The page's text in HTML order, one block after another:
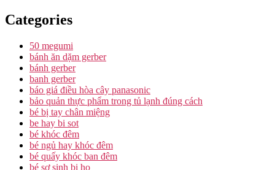
Categories
50 megumi
bánh ăn dặm gerber
bánh gerber
banh gerber
báo giá điều hòa cây panasonic
bảo quản thực phẩm trong tủ lạnh đúng cách
bé bị tay chân miệng
be hay bi sot
bé khóc đêm
bé ngủ hay khóc đêm
bé quấy khóc ban đêm
bé sơ sinh bị ho